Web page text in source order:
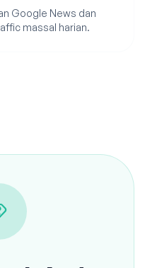
Google News dan
massal harian.